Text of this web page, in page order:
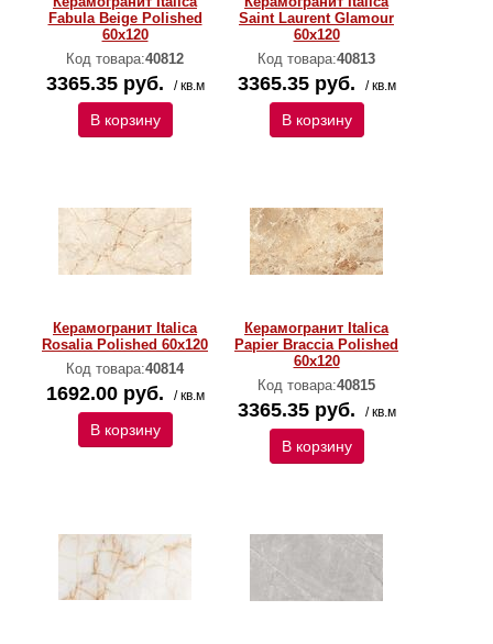
Fabula Beige Polished
60х120
Код товара:40812
3365.35 руб. / кв.м
В корзину
Saint Laurent Glamour
60х120
Код товара:40813
3365.35 руб. / кв.м
В корзину
Керамогранит Italica
Rosalia Polished 60х120
Код товара:40814
1692.00 руб. / кв.м
В корзину
Керамогранит Italica
Papier Braccia Polished
60х120
Код товара:40815
3365.35 руб. / кв.м
В корзину